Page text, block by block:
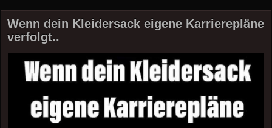
Wenn dein Kleidersack eigene Karrierepläne
verfolgt..